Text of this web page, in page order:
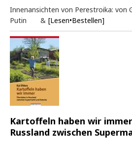
Innenansichten von Perestroika: von
Putin & [Lesen•Bestellen]
Kartoffeln haben wir
Russland zwischen